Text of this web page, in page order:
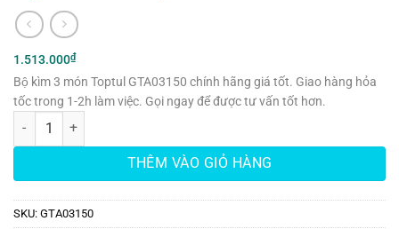
1.513.000₫
Bộ kìm 3 món Toptul GTA03150 chính hãng giá tốt. Giao hàng hỏa
tốc trong 1-2h làm việc. Gọi ngay để được tư vấn tốt hơn.
Bộ kìm 3 món Toptul GTA03150 số lượng
THÊM VÀO GIỎ HÀNG
SKU: GTA03150